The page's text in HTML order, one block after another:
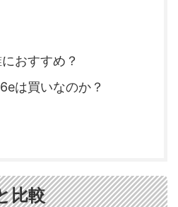
おすすめ？
は買いなのか？
比較